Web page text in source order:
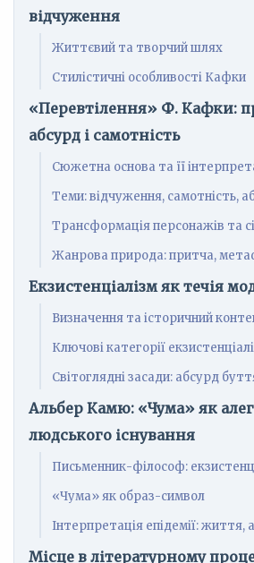
відчуження
Життєвий та творчий шлях
Стилістичні особливості Кафки
«Перевтілення» Ф. Кафки:
абсурд і самотність
Сюжетна основа та її
Теми: відчуження, самотність,
Трансформація персонажів та
Жанрова природа: притча,
Екзистенціалізм як течія
Визначення та історичний
Ключові категорії
Світоглядні засади: абсурд
Альбер Камю: «Чума» як
людського існування
Письменник-філософ:
«Чума» як образ-символ
Інтерпретація епідемії: життя,
Місце в літературному